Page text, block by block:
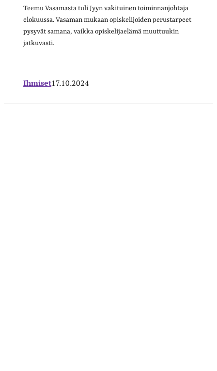
Teemu Vasamasta tuli Jyyn vakituinen toiminnanjohtaja
elokuussa. Vasaman mukaan opiskelijoiden perustarpeet
pysyvät samana, vaikka opiskelijaelämä muuttuukin
jatkuvasti.
Ihmiset17.10.2024